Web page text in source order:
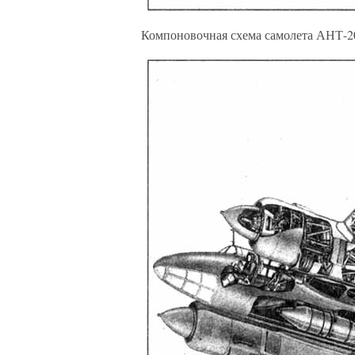
Компоновочная схема самолета АНТ-